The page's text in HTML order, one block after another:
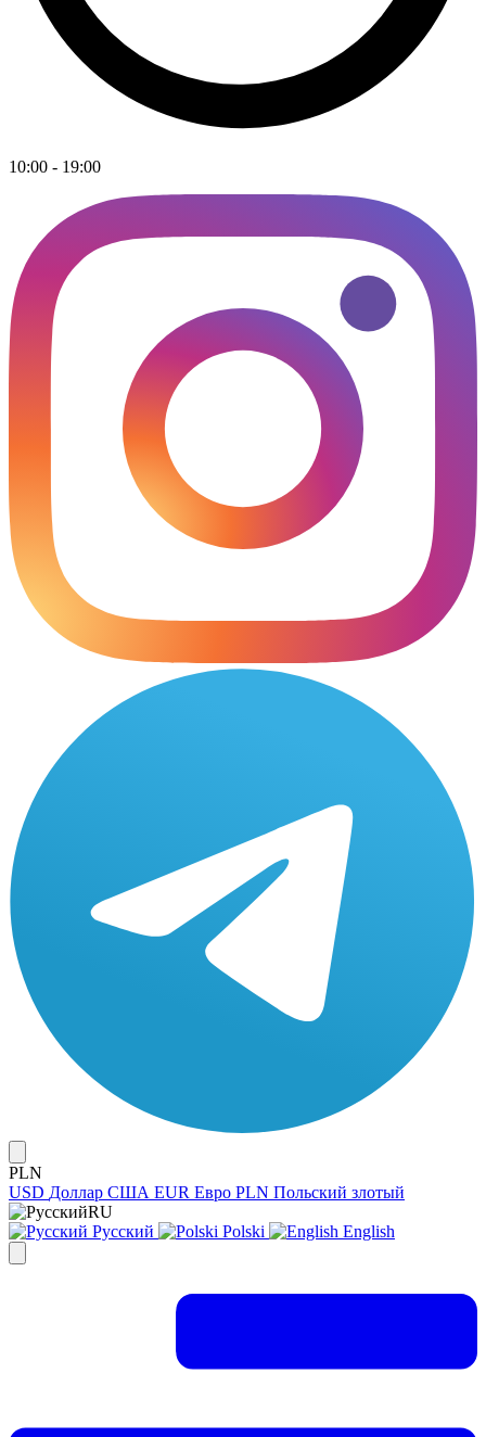
10:00 - 19:00
PLN
USD Доллар США EUR Евро PLN Польский злотый
RU
Русский
Polski English